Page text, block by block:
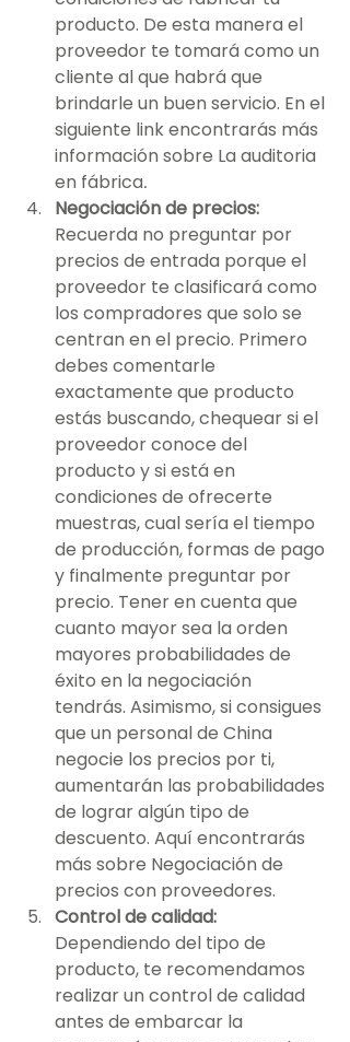
producto. De esta manera el
proveedor te tomará como un
cliente al que habrá que
brindarle un buen servicio. En el
siguiente link encontrarás más
información sobre La auditoria
en fábrica.
Negociación de precios:
Recuerda no preguntar por
precios de entrada porque el
proveedor te clasificará como
los compradores que solo se
centran en el precio. Primero
debes comentarle
exactamente que producto
estás buscando, chequear si el
proveedor conoce del
producto y si está en
condiciones de ofrecerte
muestras, cual sería el tiempo
de producción, formas de pago
y finalmente preguntar por
precio. Tener en cuenta que
cuanto mayor sea la orden
mayores probabilidades de
éxito en la negociación
tendrás. Asimismo, si consigues
que un personal de China
negocie los precios por ti,
aumentarán las probabilidades
de lograr algún tipo de
descuento. Aquí encontrarás
más sobre Negociación de
precios con proveedores.
Control de calidad:
Dependiendo del tipo de
producto, te recomendamos
realizar un control de calidad
antes de embarcar la